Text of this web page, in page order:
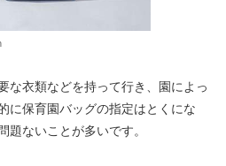
な衣類などを持って行き、園によっ
に保育園バッグの指定はとくにな
題ないことが多いです。